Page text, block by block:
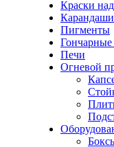
Краски
Пигменты
Гончарные
Печи
Огневой